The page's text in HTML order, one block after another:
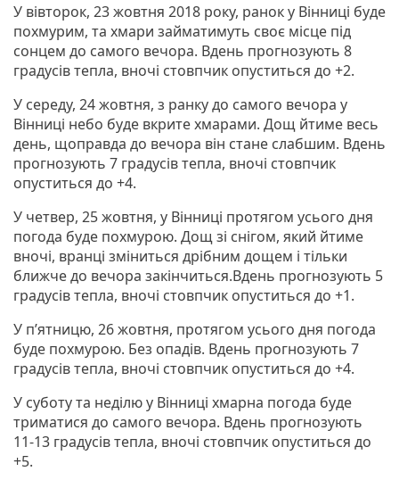
У вівторок, 23 жовтня 2018 року, ранок у Вінниці буде
похмурим, та хмари займатимуть своє місце під
сонцем до самого вечора. Вдень прогнозують 8
градусів тепла, вночі стовпчик опуститься до +2.
У середу, 24 жовтня, з ранку до самого вечора у
Вінниці небо буде вкрите хмарами. Дощ йтиме весь
день, щоправда до вечора він стане слабшим. Вдень
прогнозують 7 градусів тепла, вночі стовпчик
опуститься до +4.
У четвер, 25 жовтня, у Вінниці протягом усього дня
погода буде похмурою. Дощ зі снігом, який йтиме
вночі, вранці зміниться дрібним дощем і тільки
ближче до вечора закінчиться.Вдень прогнозують 5
градусів тепла, вночі стовпчик опуститься до +1.
У п’ятницю, 26 жовтня, протягом усього дня погода
буде похмурою. Без опадів. Вдень прогнозують 7
градусів тепла, вночі стовпчик опуститься до +4.
У суботу та неділю у Вінниці хмарна погода буде
триматися до самого вечора. Вдень прогнозують
11-13 градусів тепла, вночі стовпчик опуститься до
+5.